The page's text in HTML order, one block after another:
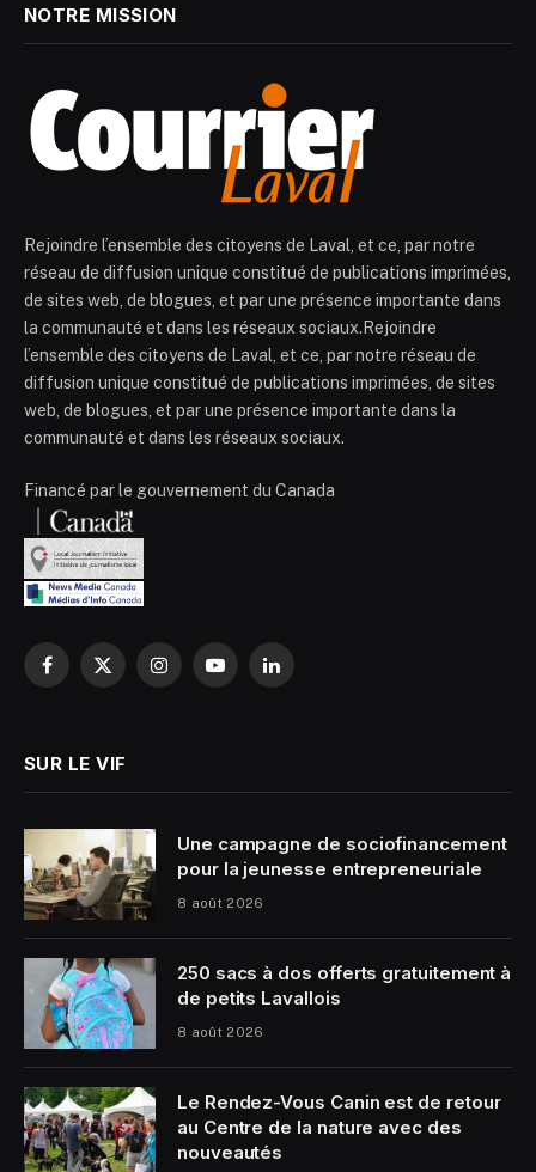
NOTRE MISSION
Rejoindre l’ensemble des citoyens de Laval, et ce, par notre
réseau de diffusion unique constitué de publications imprimées,
de sites web, de blogues, et par une présence importante dans
la communauté et dans les réseaux sociaux.Rejoindre
l’ensemble des citoyens de Laval, et ce, par notre réseau de
diffusion unique constitué de publications imprimées, de sites
web, de blogues, et par une présence importante dans la
communauté et dans les réseaux sociaux.
Financé par le gouvernement du Canada
Facebook
X
InstagramYouTubeLinkedIn
SUR LE VIF
Une campagne de sociofinancement
pour la jeunesse entrepreneuriale
8 août 2026
250 sacs à dos offerts gratuitement à
de petits Lavallois
8 août 2026
Le Rendez-Vous Canin est de retour
au Centre de la nature avec des
nouveautés